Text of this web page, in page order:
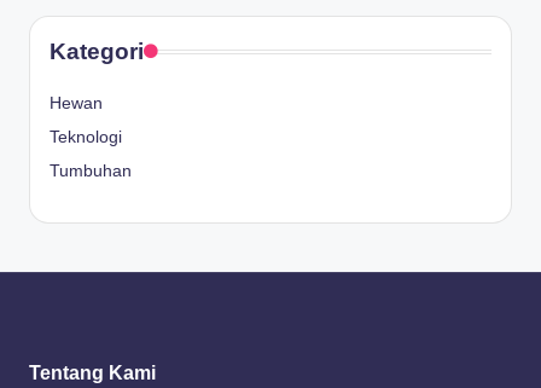
Kategori
Hewan
Teknologi
Tumbuhan
Tentang Kami